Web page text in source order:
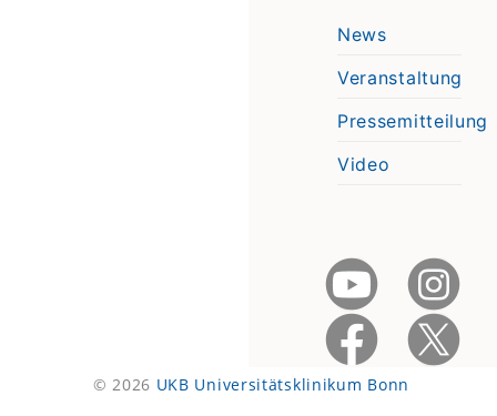
News
Veranstaltung
Pressemitteilung
Video
© 2026 UKB Universitätsklinikum Bonn